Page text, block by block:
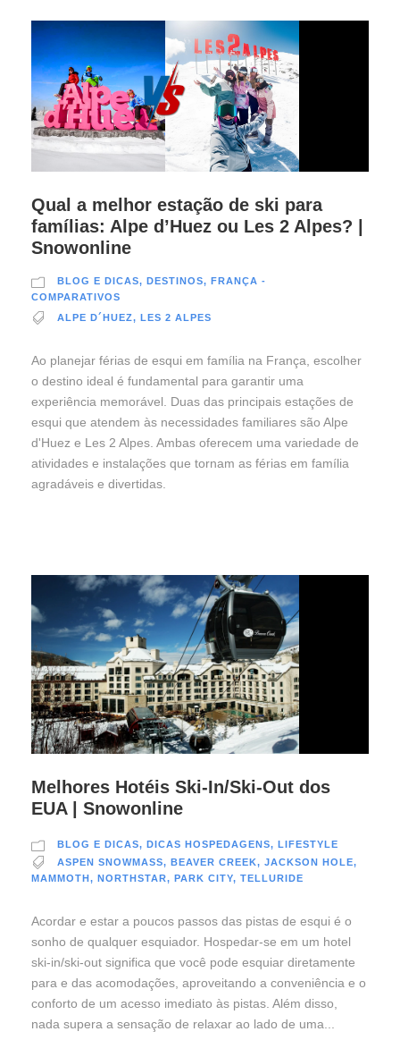
Qual a melhor estação de ski para
famílias: Alpe d’Huez ou Les 2 Alpes? |
Snowonline
BLOG E DICAS, DESTINOS, FRANÇA -
COMPARATIVOS
ALPE D´HUEZ, LES 2 ALPES
Ao planejar férias de esqui em família na França, escolher
o destino ideal é fundamental para garantir uma
experiência memorável. Duas das principais estações de
esqui que atendem às necessidades familiares são Alpe
d'Huez e Les 2 Alpes. Ambas oferecem uma variedade de
atividades e instalações que tornam as férias em família
agradáveis e divertidas.
Melhores Hotéis Ski-In/Ski-Out dos
EUA | Snowonline
BLOG E DICAS, DICAS HOSPEDAGENS, LIFESTYLE
ASPEN SNOWMASS, BEAVER CREEK, JACKSON HOLE,
MAMMOTH, NORTHSTAR, PARK CITY, TELLURIDE
Acordar e estar a poucos passos das pistas de esqui é o
sonho de qualquer esquiador. Hospedar-se em um hotel
ski-in/ski-out significa que você pode esquiar diretamente
para e das acomodações, aproveitando a conveniência e o
conforto de um acesso imediato às pistas. Além disso,
nada supera a sensação de relaxar ao lado de uma...